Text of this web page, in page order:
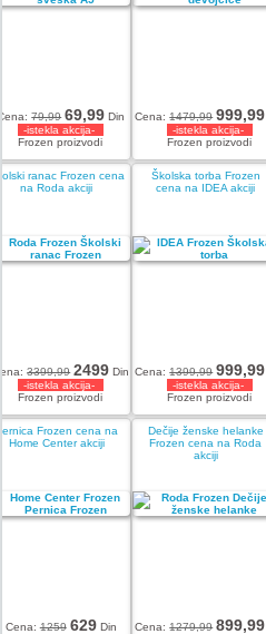
79,99 69,99 Din
-istekla akcija-
Frozen proizvodi
Cena:1479,99 999,99
-istekla akcija-
Frozen proizvodi
ranac Frozen cena
na Roda akciji
3399,99 2499 Din
-istekla akcija-
Frozen proizvodi
Školska torba Frozen
cena na IDEA akciji
Cena:1399,99 999,99
-istekla akcija-
Frozen proizvodi
Frozen cena na
Home Center akciji
Cena:1259 629Din
Dečije ženske helanke
Frozen cena na Roda
akciji
Cena:1279,99 899,99